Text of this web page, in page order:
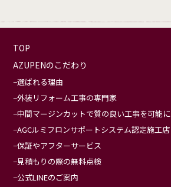
TOP
AZUPENのこだわり
選ばれる理由
外装リフォーム工事の専門家
中間マージンカットで質の良い工事を可能に
AGCルミフロンサポートシステム認定施工店
保証やアフターサービス
見積もりの際の無料点検
公式LINEのご案内